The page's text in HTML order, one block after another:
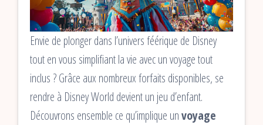
Envie de plonger dans l’univers féérique de Disney
tout en vous simplifiant la vie avec un voyage tout
inclus ? Grâce aux nombreux forfaits disponibles, se
rendre à Disney World devient un jeu d’enfant.
Découvrons ensemble ce qu’implique unvoyage